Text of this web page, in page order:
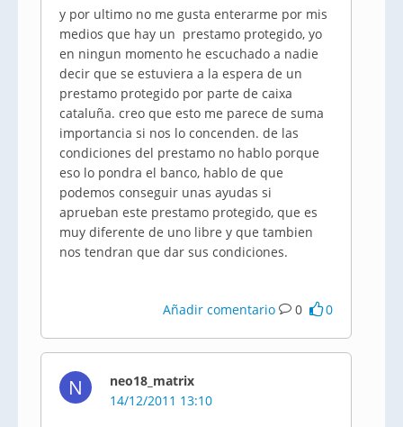
y por ultimo no me gusta enterarme por mis
medios que hay un prestamo protegido, yo
en ningun momento he escuchado a nadie
decir que se estuviera a la espera de un
prestamo protegido por parte de caixa
cataluña. creo que esto me parece de suma
importancia si nos lo concenden. de las
condiciones del prestamo no hablo porque
eso lo pondra el banco, hablo de que
podemos conseguir unas ayudas si
aprueban este prestamo protegido, que es
muy diferente de uno libre y que tambien
nos tendran que dar sus condiciones.
Añadir comentario 0 0
N
neo18_matrix
14/12/2011 13:10